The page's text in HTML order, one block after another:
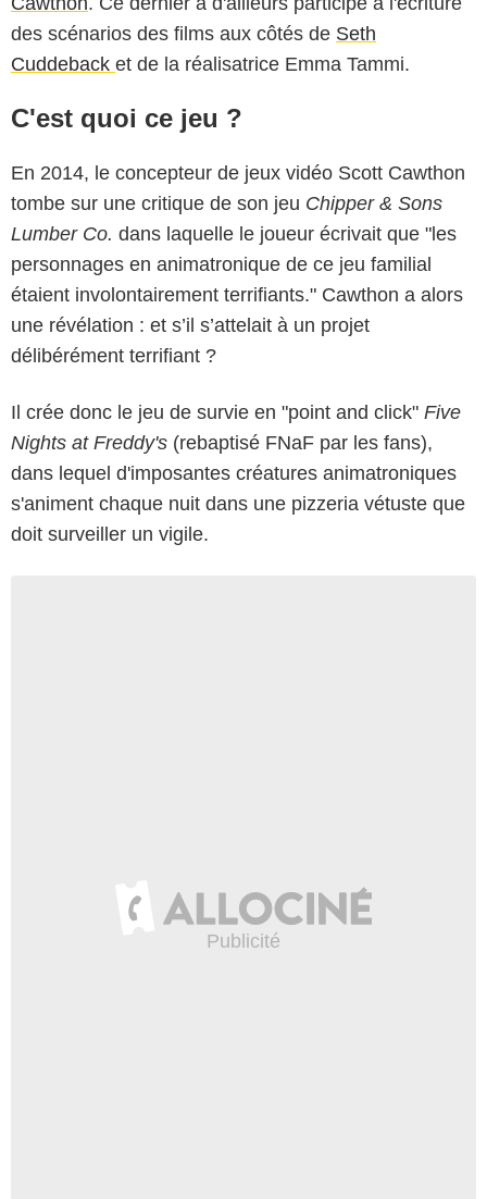
des scénarios des films aux côtés de Seth
Cuddeback et de la réalisatrice Emma Tammi.
C'est quoi ce jeu ?
En 2014, le concepteur de jeux vidéo Scott Cawthon
tombe sur une critique de son jeu Chipper & Sons
Lumber Co. dans laquelle le joueur écrivait que "les
personnages en animatronique de ce jeu familial
étaient involontairement terrifiants." Cawthon a alors
une révélation : et s’il s’attelait à un projet
délibérément terrifiant ?
Il crée donc le jeu de survie en "point and click" Five
Nights at Freddy's (rebaptisé FNaF par les fans),
dans lequel d'imposantes créatures animatroniques
s'animent chaque nuit dans une pizzeria vétuste que
doit surveiller un vigile.